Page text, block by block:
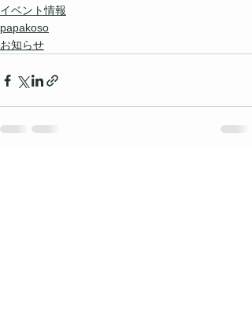
イベント情報
papakoso
お知らせ